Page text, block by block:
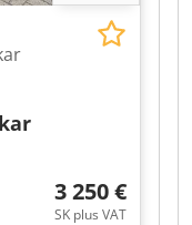
3 250 €
SK plus VAT